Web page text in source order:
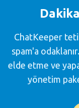
ChatKeeper
spam'a
elde etme ve
yönetim